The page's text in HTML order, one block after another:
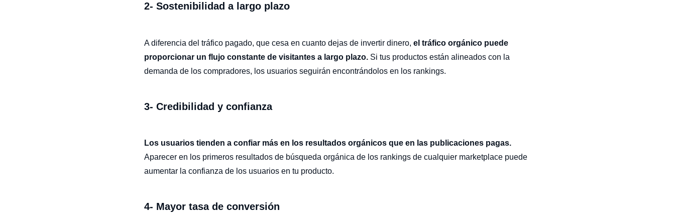
2- Sostenibilidad a largo plazo
A diferencia del tráfico pagado, que cesa en cuanto dejas de invertir dinero, el tráfico orgánico puede
proporcionar un flujo constante de visitantes a largo plazo. Si tus productos están alineados con la
demanda de los compradores, los usuarios seguirán encontrándolos en los rankings.
3- Credibilidad y confianza
Los usuarios tienden a confiar más en los resultados orgánicos que en las publicaciones pagas.
Aparecer en los primeros resultados de búsqueda orgánica de los rankings de cualquier marketplace puede
aumentar la confianza de los usuarios en tu producto.
4- Mayor tasa de conversión